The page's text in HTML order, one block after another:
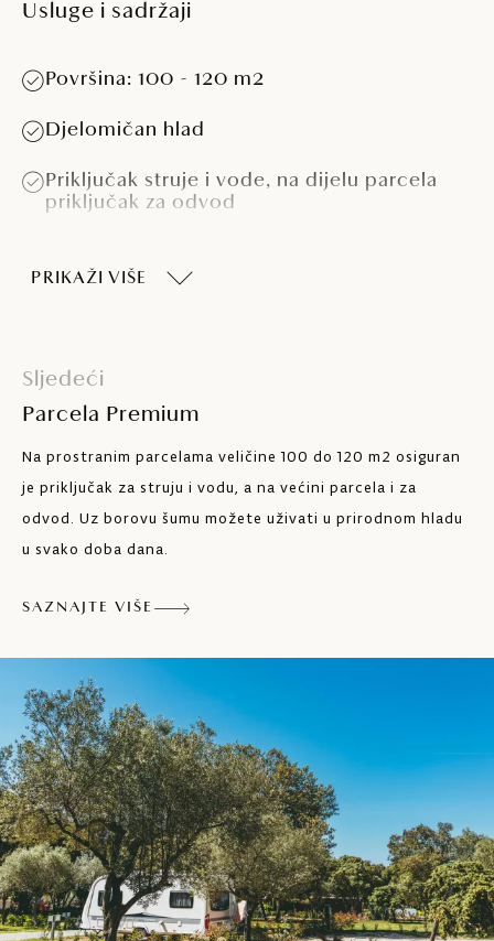
Usluge i sadržaji
Površina: 100 - 120 m2
Djelomičan hlad
Priključak struje i vode, na dijelu parcela
priključak za odvod
Pogodno za kampere > 7,5 m i > 4 t
PRIKAŽI VIŠE
Sljedeći
Parcela Premium
Na prostranim parcelama veličine 100 do 120 m2 osiguran
je priključak za struju i vodu, a na većini parcela i za
odvod. Uz borovu šumu možete uživati u prirodnom hladu
u svako doba dana.
SAZNAJTE VIŠE